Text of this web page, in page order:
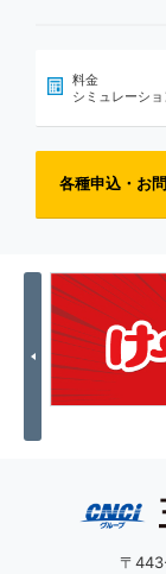
料金
シミュレーショ
各種申込・お
Previous
〒